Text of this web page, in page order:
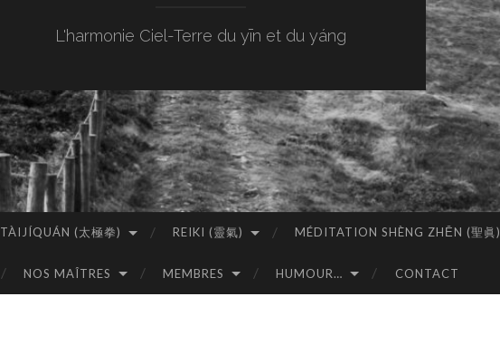
L'harmonie Ciel-Terre du yīn et du yáng
TÀIJÍQUÁN (太極拳) REIKI (靈氣) MÉDITATION SHÈNG ZHĒN (聖眞)
NOS MAÎTRES MEMBRES HUMOUR… CONTACT